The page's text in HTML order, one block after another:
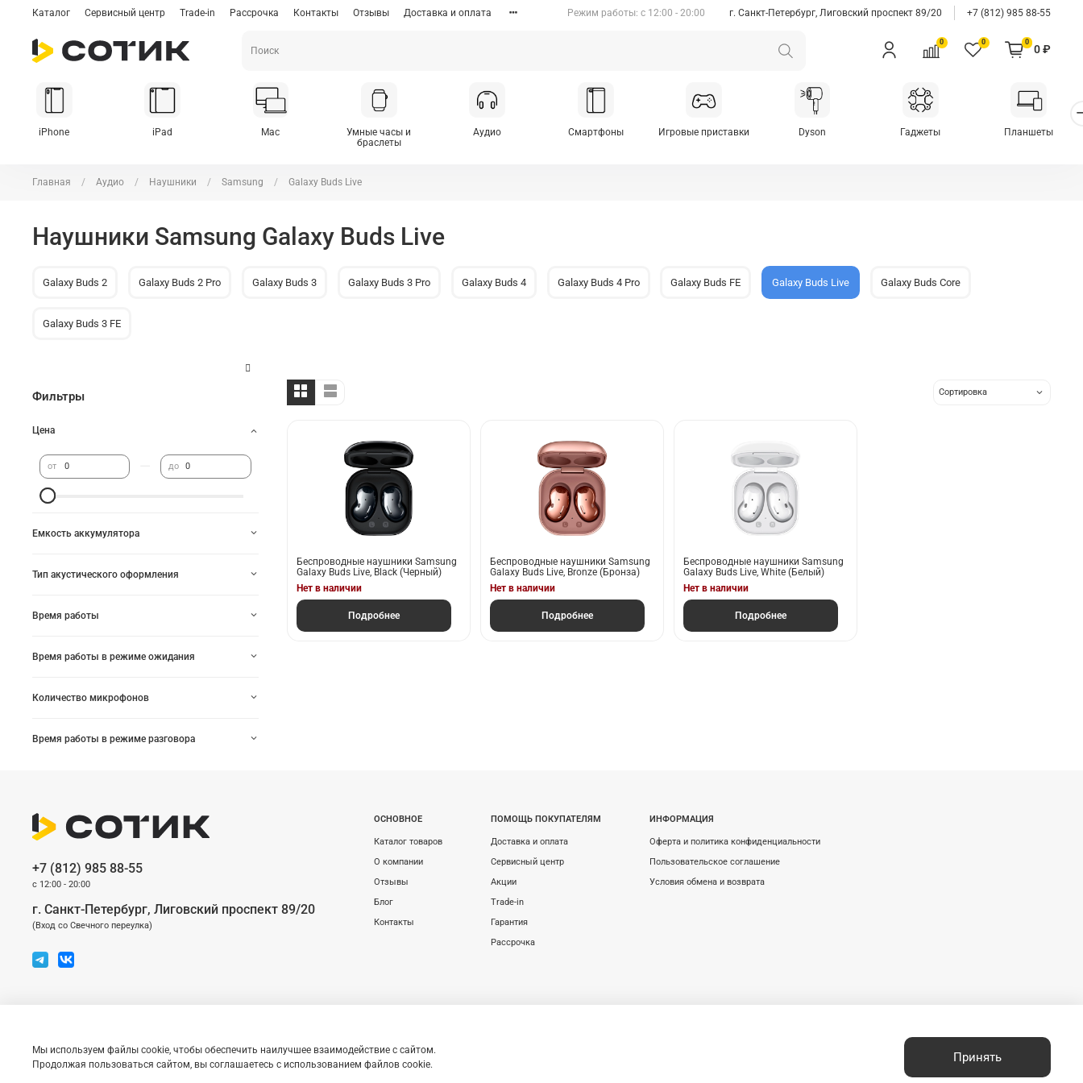
Каталог Сервисный центр Trade-in Рассрочка Контакты Отзывы Доставка и оплата Режим работы: c 12:00 - 20:00 г. Санкт-Петербург, Лиговский проспект 89/20 +7 (812) 985 88-55
0 0 0
0 ₽
iPhone iPad Mac
Умные часы и
браслеты
Аудио Смартфоны Игровые приставки Dyson Гаджеты Планшеты
Главная Аудио Наушники Samsung Galaxy Buds Live
Наушники Samsung Galaxy Buds Live
Galaxy Buds 2 Galaxy Buds 2 Pro Galaxy Buds 3 Galaxy Buds 3 Pro Galaxy Buds 4 Galaxy Buds 4 Pro Galaxy Buds FE Galaxy Buds Live Galaxy Buds Core
Galaxy Buds 3 FE
Беспроводные наушники Samsung
Galaxy Buds Live, Black (Черный)
Нет в наличии
Подробнее
Беспроводные наушники Samsung
Galaxy Buds Live, Bronze (Бронза)
Нет в наличии
Подробнее
Беспроводные наушники Samsung
Galaxy Buds Live, White (Белый)
Нет в наличии
Подробнее
Фильтры
Цена
от до
Емкость аккумулятора
Тип акустического оформления
Время работы
Время работы в режиме ожидания
Количество микрофонов
Время работы в режиме разговора
ОСНОВНОЕ
Каталог товаров
О компании
Отзывы
Блог
Контакты
ПОМОЩЬ ПОКУПАТЕЛЯМ
Доставка и оплата
Сервисный центр
Акции
Trade-in
Гарантия
Рассрочка
ИНФОРМАЦИЯ
Оферта и политика конфиденциальности
Пользовательское соглашение
Условия обмена и возврата
+7 (812) 985 88-55
c 12:00 - 20:00
г. Санкт-Петербург, Лиговский проспект 89/20
(Вход со Cвечного переулка)
Сайт носит сугубо информационный характер и не является публичной офертой, определяемой Статьей 437 (2) ГК РФ.
логотип Apple являются зарегистрированными товарными знаками компании Apple Inc. в США и других странах. App Store
Мы используем файлы cookie, чтобы обеспечить наилучшее взаимодействие с сайтом.
Продолжая пользоваться сайтом, вы соглашаетесь с использованием файлов cookie.
Принять